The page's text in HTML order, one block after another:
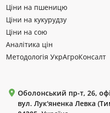
Ціни на пшеницю
Ціни на кукурудзу
Ціни на сою
Аналітика цін
Методологія УкрАгроКонсалт
Оболонський пр-т, 26,
вул. Лук'яненка Левка